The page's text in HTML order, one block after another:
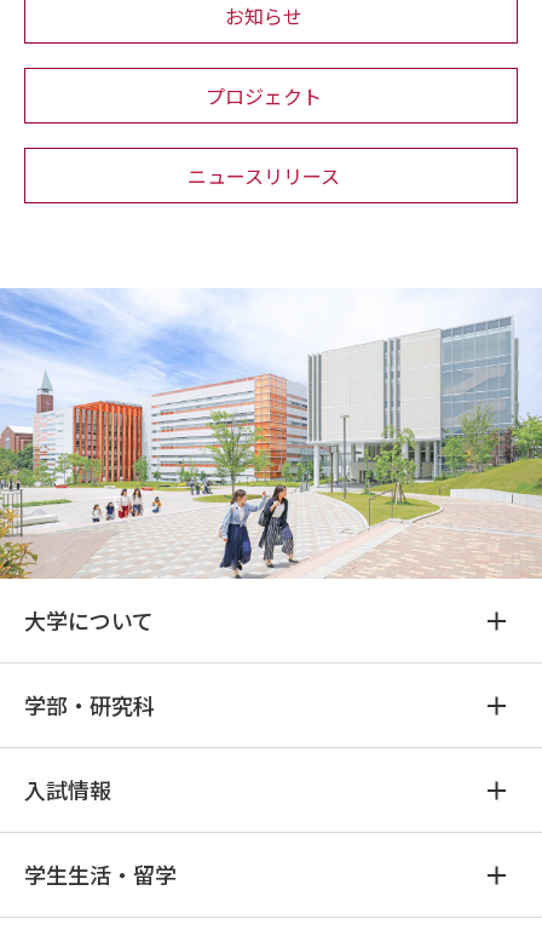
お知らせ
プロジェクト
ニュースリリース
大学について
学部・研究科
入試情報
学生生活・留学